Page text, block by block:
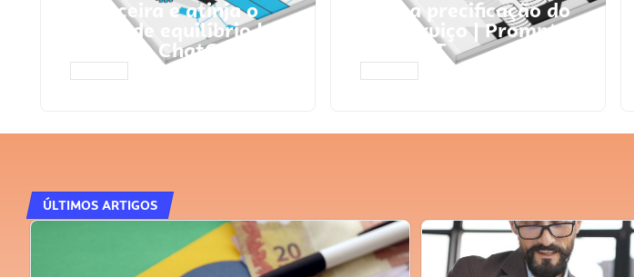
financeira e atinja o
ponto de equilíbrio |
Prompts ChatGPT
Faça a precificação do
seu serviço | Prompts
ChatGPT
ÚLTIMOS ARTIGOS